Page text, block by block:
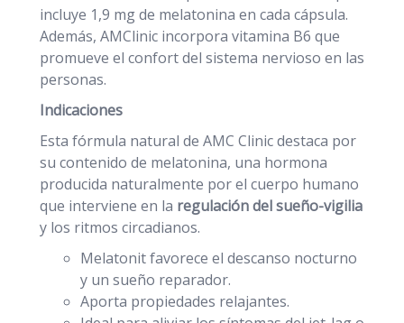
incluye 1,9 mg de melatonina en cada cápsula.
Además, AMClinic incorpora vitamina B6 que
promueve el confort del sistema nervioso en las
personas.
Indicaciones
Esta fórmula natural de AMC Clinic destaca por
su contenido de melatonina, una hormona
producida naturalmente por el cuerpo humano
que interviene en la regulación del sueño-vigilia
y los ritmos circadianos.
Melatonit favorece el descanso nocturno
y un sueño reparador.
Aporta propiedades relajantes.